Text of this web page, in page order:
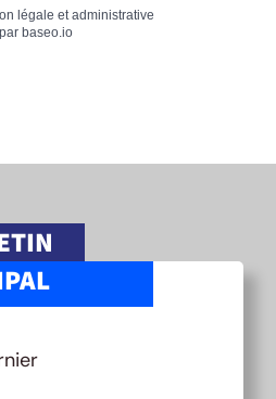
légale et administrative
baseo.io